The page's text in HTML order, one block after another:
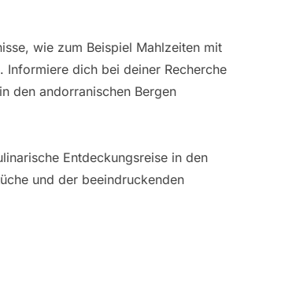
wie zum Beispiel Mahlzeiten mit
dich bei deiner Recherche
den andorranischen Bergen
Entdeckungsreise in den
und der beeindruckenden